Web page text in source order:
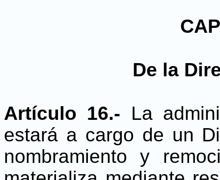
De la
Artículo 16.- La
estará a cargo de un
nombramiento y